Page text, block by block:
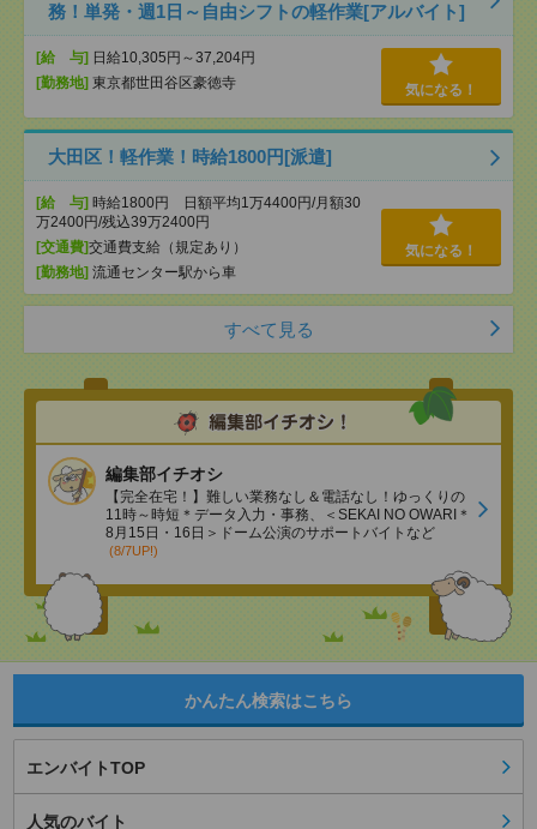
務！単発・週1日～自由シフトの軽作業[アルバイト]
[給 与] 日給10,305円～37,204円
[勤務地] 東京都世田谷区豪徳寺 気になる！
大田区！軽作業！時給1800円[派遣]
[給 与] 時給1800円 日額平均1万4400円/月額30
万2400円/残込39万2400円
[交通費]交通費支給（規定あり）
[勤務地] 流通センター駅から車
気になる！
すべて見る
編集部イチオシ
【完全在宅！】難しい業務なし＆電話なし！ゆっくりの
11時～時短＊データ入力・事務、＜SEKAI NO OWARI＊
8月15日・16日＞ドーム公演のサポートバイトなど
(8/7UP!)
かんたん検索はこちら
エンバイトTOP
人気のバイト